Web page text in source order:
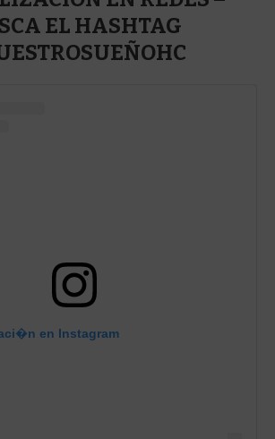
EL HASHTAG
en Instagram